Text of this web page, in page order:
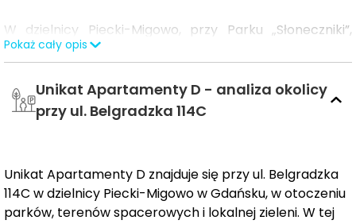
W dzielnicy Piecki-Migowo, przy Parku „Słoneczniki”,
realizujemy wyjątkowy projekt. Jasne elewacje, duża
przestronne tarasy tworzą harmonijną przestrzeń do
życia.
Unikat Apartamentyto nowoczesna, ponadczasowa
architektura w sąsiedztwie terenów zielonych przy ul.
Pokaż cały opis
Unikat Apartamenty D - analiza okolicy
przy ul. Belgradzka 114C
Unikat Apartamenty D znajduje się przy ul. Belgradzka
114C w dzielnicy Piecki-Migowo w Gdańsku, w otoczeniu
parków, terenów spacerowych i lokalnej zieleni. W tej